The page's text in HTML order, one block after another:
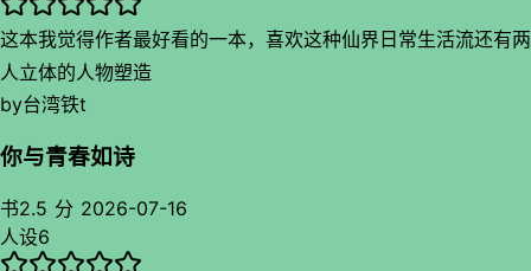
且主角家庭背景都正常的虽然你主角这个成绩我还是觉得科幻片
[哆啦A梦害怕]果然校园文就是如此。不过看一会就觉得有点审
美疲劳没让人如饥似渴往下读的感觉但是还真有点味道，可惜两
个人的情感线虽然埋得长但是太浅了没写出情感张力，包括日记
那块宣泄情感的地方我都觉得写得很一般是表达的问题吗，老让
吧挺可爱的，太多设定感觉有点铺垫但是不多而且突然下一秒突
然提起感觉很突兀啊，文章剧情有意思可惜没啥具体大纲的感
这本我觉得作者最好看的一本，喜欢这种仙界日常生活流还有两
人立体的人物塑造
by台湾铁t
你与青春如诗
书2.5 分 2026-07-16
人设6